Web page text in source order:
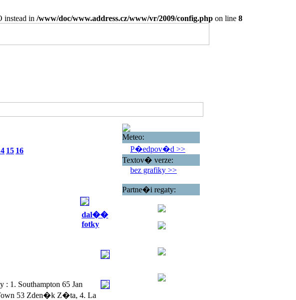
instead in /www/doc/www.address.cz/www/vr/2009/config.php on line 8
15 16
dal��
fotky
Southampton 65 Jan
53 Zden�k Z�ta, 4. La
Meteo:
P�edpov�d >>
Textov� verze:
bez grafiky >>
Partne�i regaty: